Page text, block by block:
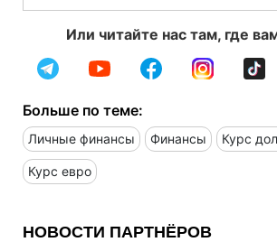
Или читайте нас там, где
Больше по теме:
Личные финансы Финансы Курс
Курс евро